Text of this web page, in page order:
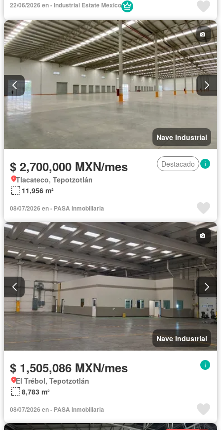
22/06/2026 en - Industrial Estate Mexico
Nave Industrial
$ 2,700,000 MXN/mes
Destacado
Tlacateco, Tepotzotlán
11,956 m²
08/07/2026 en - PASA inmobiliaria
Nave Industrial
$ 1,505,086 MXN/mes
El Trébol, Tepotzotlán
8,783 m²
08/07/2026 en - PASA inmobiliaria